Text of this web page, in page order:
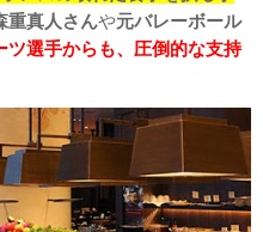
重真人さんや元バレーボール
ツ選手からも、圧倒的な支持